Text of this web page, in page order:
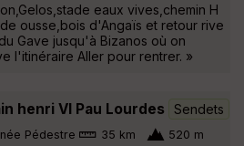
eaux vives,chemin H
ousse,bois d'Angaïs et retour rive
Gave jusqu'à Bizanos où on
l'itinéraire Aller pour rentrer. »
henri VI Pau Lourdes Sendets
Pédestre 35 km 520 m